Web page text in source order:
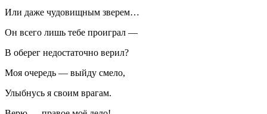
Или даже чудовищным зверем…
Он всего лишь тебе проиграл —
В оберег недостаточно верил?
Моя очередь — выйду смело,
Улыбнусь я своим врагам.